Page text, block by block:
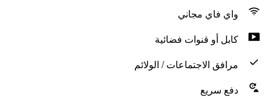
واي فاي مجاني
كابل أو قنوات فضائية
مرافق الاجتماعات / الولائم
دفع سريع